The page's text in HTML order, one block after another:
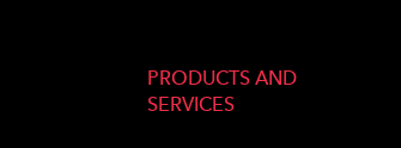
PRODUCTS AND
SERVICES